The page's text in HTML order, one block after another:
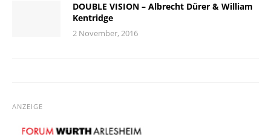
DOUBLE VISION – Albrecht Dürer & William
Kentridge
2 November, 2016
ANZEIGE